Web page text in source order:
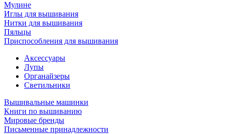
Мулине
Иглы для вышивания
Нитки для вышивания
Пяльцы
Приспособления для вышивания
Аксессуары
Лупы
Органайзеры
Светильники
Вышивальные машинки
Книги по вышиванию
Мировые бренды
Письменные принадлежности